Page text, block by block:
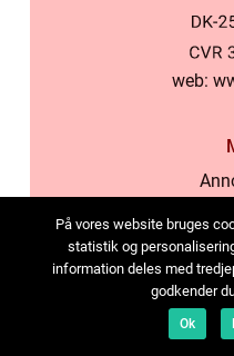
web:
På vores website bruges
statistik og
information deles med
godkender
Ok